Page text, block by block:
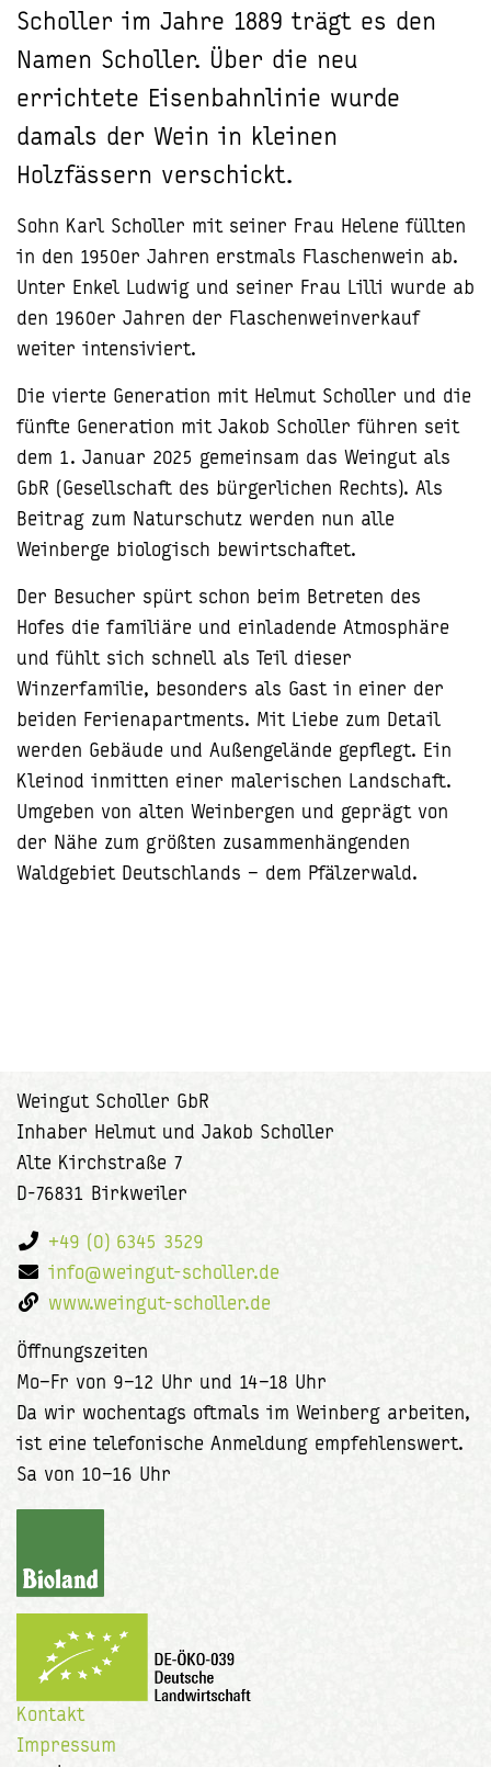
Scholler im Jahre 1889 trägt es den
Namen Scholler. Über die neu
errichtete Eisenbahnlinie wurde
damals der Wein in kleinen
Holzfässern verschickt.
Sohn Karl Scholler mit seiner Frau Helene füllten
in den 1950er Jahren erstmals Flaschenwein ab.
Unter Enkel Ludwig und seiner Frau Lilli wurde ab
den 1960er Jahren der Flaschenweinverkauf
weiter intensiviert.
Die vierte Generation mit Helmut Scholler und die
fünfte Generation mit Jakob Scholler führen seit
dem 1. Januar 2025 gemeinsam das Weingut als
GbR (Gesellschaft des bürgerlichen Rechts). Als
Beitrag zum Naturschutz werden nun alle
Weinberge biologisch bewirtschaftet.
Der Besucher spürt schon beim Betreten des
Hofes die familiäre und einladende Atmosphäre
und fühlt sich schnell als Teil dieser
Winzerfamilie, besonders als Gast in einer der
beiden Ferienapartments. Mit Liebe zum Detail
werden Gebäude und Außengelände gepflegt. Ein
Kleinod inmitten einer malerischen Landschaft.
Umgeben von alten Weinbergen und geprägt von
der Nähe zum größten zusammenhängenden
Waldgebiet Deutschlands – dem Pfälzerwald.
Weingut Scholler GbR
Inhaber Helmut und Jakob Scholler
Alte Kirchstraße 7
D-76831 Birkweiler
+49 (0) 6345 3529
info@weingut-scholler.de
www.weingut-scholler.de
Öffnungszeiten
Mo–Fr von 9–12 Uhr und 14–18 Uhr
Da wir wochentags oftmals im Weinberg arbeiten,
ist eine telefonische Anmeldung empfehlenswert.
Sa von 10–16 Uhr
Kontakt
Impressum